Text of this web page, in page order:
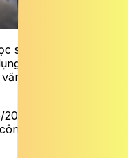
sinh, sinh viên
một số dịch
hóa. Ảnh
NĐ-CP quy định
cộng cho học